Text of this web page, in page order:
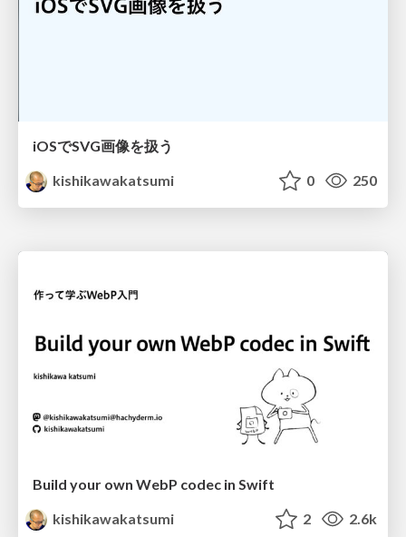
iOSでSVG画像を扱う
kishikawakatsumi
0 250
Build your own WebP codec in Swift
kishikawakatsumi
2 2.6k